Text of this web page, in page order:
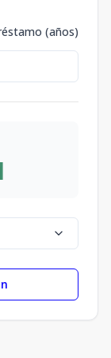
(años)